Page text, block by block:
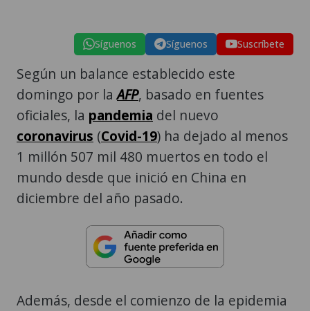
Síguenos Síguenos Suscríbete
Según un balance establecido este
domingo por laAFP, basado en fuentes
oficiales, la pandemia del nuevo
coronavirus (Covid-19) ha dejado al menos
1 millón 507 mil 480 muertos en todo el
mundo desde que inició en China en
diciembre del año pasado.
Además, desde el comienzo de la epidemia